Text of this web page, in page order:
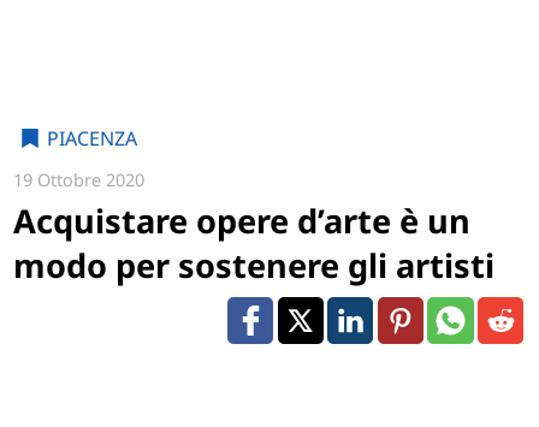
PIACENZA
19 Ottobre 2020
Acquistare opere d’arte è un
modo per sostenere gli artisti